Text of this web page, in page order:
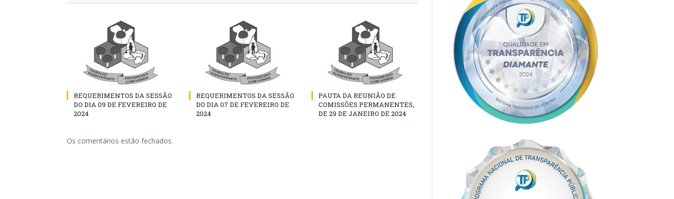
REQUERIMENTOS DA SESSÃO
DO DIA 09 DE FEVEREIRO DE
2024
REQUERIMENTOS DA SESSÃO
DO DIA 07 DE FEVEREIRO DE
2024
PAUTA DA REUNIÃO DE
COMISSÕES PERMANENTES,
DE 29 DE JANEIRO DE 2024
Os comentários estão fechados.